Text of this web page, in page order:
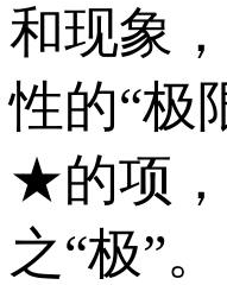
和现象
性的“极
★的项，
之“极”